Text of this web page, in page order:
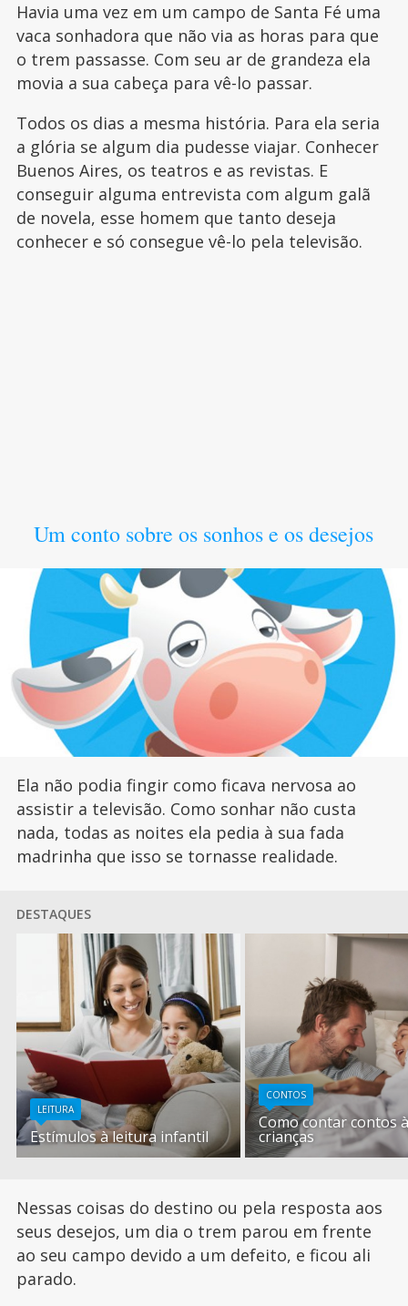
Havia uma vez em um campo de Santa Fé uma
vaca sonhadora que não via as horas para que
o trem passasse. Com seu ar de grandeza ela
movia a sua cabeça para vê-lo passar.
Todos os dias a mesma história. Para ela seria
a glória se algum dia pudesse viajar. Conhecer
Buenos Aires, os teatros e as revistas. E
conseguir alguma entrevista com algum galã
de novela, esse homem que tanto deseja
conhecer e só consegue vê-lo pela televisão.
Um conto sobre os sonhos e os desejos
Ela não podia fingir como ficava nervosa ao
assistir a televisão. Como sonhar não custa
nada, todas as noites ela pedia à sua fada
madrinha que isso se tornasse realidade.
DESTAQUES
LEITURA
Estímulos à leitura infantil
CONTOS
Como contar contos
crianças
Nessas coisas do destino ou pela resposta aos
seus desejos, um dia o trem parou em frente
ao seu campo devido a um defeito, e ficou ali
parado.